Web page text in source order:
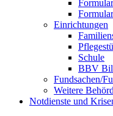
Einrichtungen
Schule
BBV
Fundsachen/
Weitere
Notdienste und